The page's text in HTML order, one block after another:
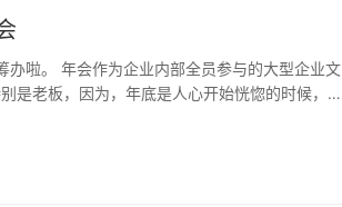
办啦。 年会作为企业内部全员参与的大型企业文
是老板，因为，年底是人心开始恍惚的时候，年